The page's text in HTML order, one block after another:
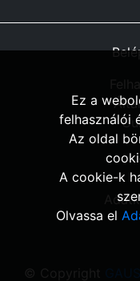
Ez a
felhasználói
Az oldal
A cookie-k
Olvassa el